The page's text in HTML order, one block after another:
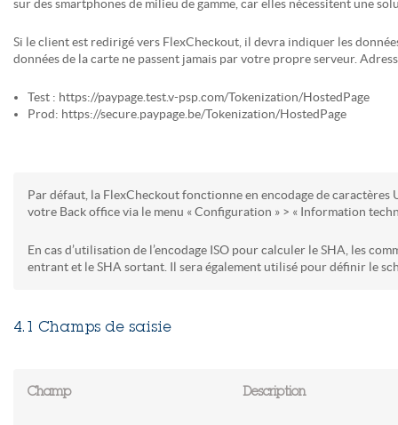
sur des smartphones de milieu de gamme, car elles nécessitent une
Si le client est redirigé vers FlexCheckout, il devra indiquer les
données de la carte ne passent jamais par votre propre serveur.
Test : https://paypage.test.v-psp.com/Tokenization/HostedPage
Prod: https://secure.paypage.be/Tokenization/HostedPage
Par défaut, la FlexCheckout fonctionne en encodage de caractères
votre Back office via le menu « Configuration » > « Information
En cas d’utilisation de l’encodage ISO pour calculer le SHA, les
entrant et le SHA sortant. Il sera également utilisé pour définir le
4.1 Champs de saisie
Champ Description